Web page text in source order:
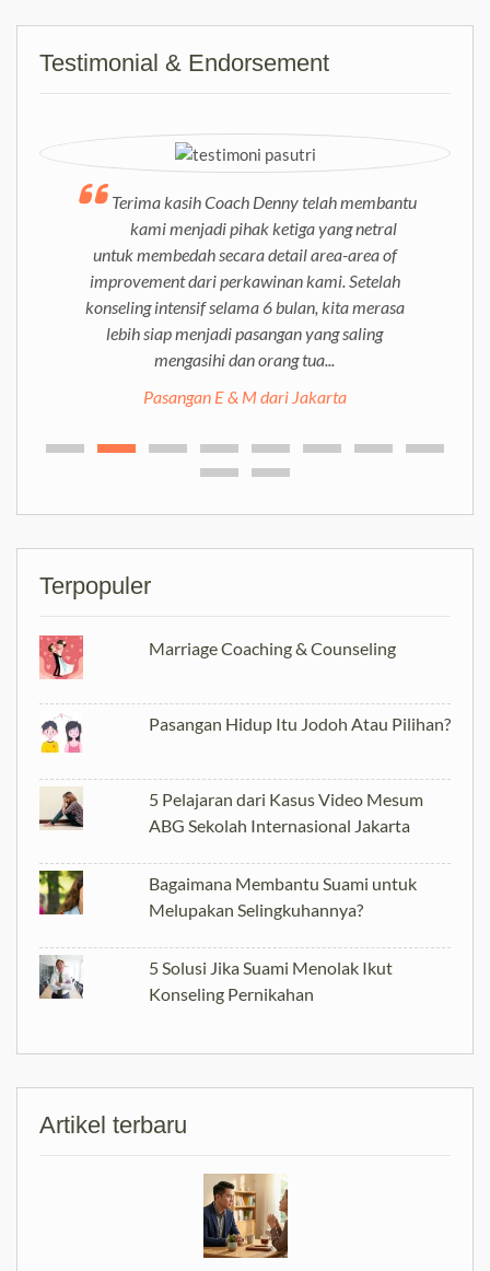
Testimonial & Endorsement
Terima kasih Coach Denny telah membantu
kami menjadi pihak ketiga yang netral
untuk membedah secara detail area-area of
improvement dari perkawinan kami. Setelah
konseling intensif selama 6 bulan, kita merasa
lebih siap menjadi pasangan yang saling
mengasihi dan orang tua...
Pasangan E & M dari Jakarta
Terpopuler
Marriage Coaching & Counseling
Pasangan Hidup Itu Jodoh Atau Pilihan?
5 Pelajaran dari Kasus Video Mesum
ABG Sekolah Internasional Jakarta
Bagaimana Membantu Suami untuk
Melupakan Selingkuhannya?
5 Solusi Jika Suami Menolak Ikut
Konseling Pernikahan
Artikel terbaru